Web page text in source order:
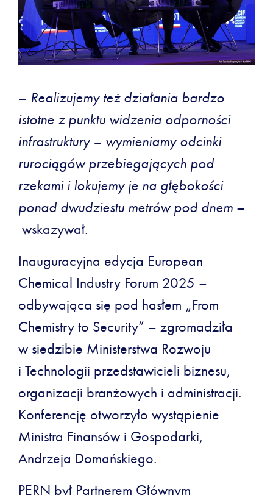
– Realizujemy też działania bardzo
istotne z punktu widzenia odporności
infrastruktury – wymieniamy odcinki
rurociągów przebiegających pod
rzekami i lokujemy je na głębokości
ponad dwudziestu metrów pod dnem –
wskazywał.
Inauguracyjna edycja European
Chemical Industry Forum 2025 –
odbywająca się pod hasłem „From
Chemistry to Security” – zgromadziła
w siedzibie Ministerstwa Rozwoju
i Technologii przedstawicieli biznesu,
organizacji branżowych i administracji.
Konferencję otworzyło wystąpienie
Ministra Finansów i Gospodarki,
Andrzeja Domańskiego.
PERN był Partnerem Głównym